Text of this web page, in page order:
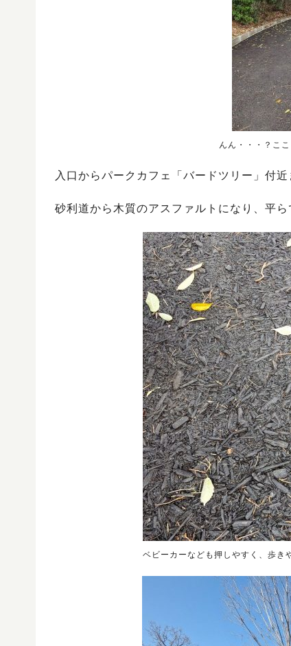
んん・・・？こ
入口からパークカフェ「バードツリー」付近
砂利道から木質のアスファルトになり、平ら
ベビーカーなども押しやすく、歩き